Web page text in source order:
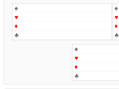
♠
♥
♦
♣
♠
♥
♦
♣
♠
♥
♦
♣